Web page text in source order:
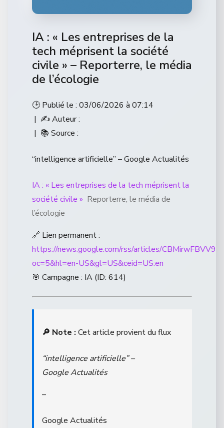
IA : « Les entreprises de la
tech méprisent la société
civile » – Reporterre, le média
de l’écologie
🕒 Publié le : 03/06/2026 à 07:14
| ✍️ Auteur :
| 📚 Source :
“intelligence artificielle” – Google Actualités
IA : « Les entreprises de la tech méprisent la
société civile » Reporterre, le média de
l’écologie
🔗 Lien permanent :
https://news.google.com/rss/articles/
oc=5&hl=en-US&gl=US&ceid=US:en
🎯 Campagne : IA (ID: 614)
🔎 Note : Cet article provient du flux
“intelligence artificielle” –
Google Actualités
–
Google Actualités